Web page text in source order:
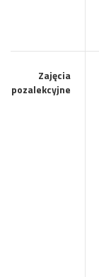
Zajęcia
pozalekcyjne